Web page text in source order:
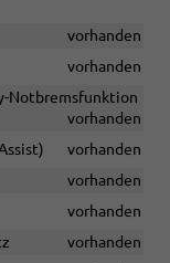
vorhanden
vorhanden
Notbremsfunktion
vorhanden
vorhanden
vorhanden
vorhanden
vorhanden